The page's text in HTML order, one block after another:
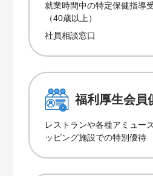
就業時間中の特定保健指導
（40歳以上）
社員相談窓口
福利厚生会員
レストランや各種アミュー
ッピング施設での特別優待